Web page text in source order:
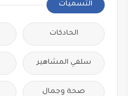
التسميات
الحادكات
سلفي المشاهير
صحة وجمال